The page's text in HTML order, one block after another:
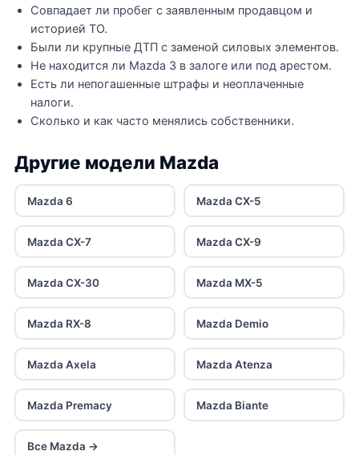
Совпадает ли пробег с заявленным продавцом и
историей ТО.
Были ли крупные ДТП с заменой силовых элементов.
Не находится ли Mazda 3 в залоге или под арестом.
Есть ли непогашенные штрафы и неоплаченные
налоги.
Сколько и как часто менялись собственники.
Другие модели Mazda
Mazda 6 Mazda CX-5
Mazda CX-7 Mazda CX-9
Mazda CX-30 Mazda MX-5
Mazda RX-8 Mazda Demio
Mazda Axela Mazda Atenza
Mazda Premacy Mazda Biante
Все Mazda →